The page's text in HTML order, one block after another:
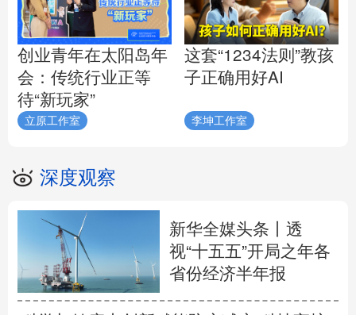
创业青年在太阳岛年
会：传统行业正等
待“新玩家”
立原工作室
这套“1234法则”教孩
子正确用好AI
李坤工作室
深度观察
新华全媒头条丨透
视“十五五”开局之年各
省份经济半年报